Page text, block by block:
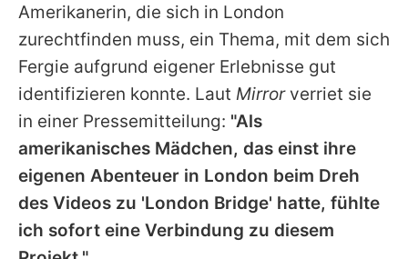
Amerikanerin, die sich in London
zurechtfinden muss, ein Thema, mit dem sich
Fergie aufgrund eigener Erlebnisse gut
identifizieren konnte. Laut Mirrorverriet sie
in einer Pressemitteilung: "Als
amerikanisches Mädchen, das einst ihre
eigenen Abenteuer in London beim Dreh
des Videos zu 'London Bridge' hatte, fühlte
ich sofort eine Verbindung zu diesem